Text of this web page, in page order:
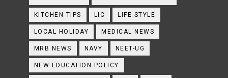
KITCHEN TIPS LIC LIFE STYLE
LOCAL HOLIDAY MEDICAL NEWS
MRB NEWS NAVY NEET-UG
NEW EDUCATION POLICY